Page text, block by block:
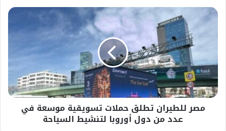
مصر
للطيران
تسويقية
موسعة
في
عدد
من
مصر للطيران تطلق حملات تسويقية موسعة في
عدد من دول أوروبا لتنشيط السياحة